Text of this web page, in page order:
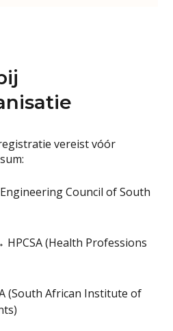
vereist vóór
Council of South
(Health Professions
(South African Institute of